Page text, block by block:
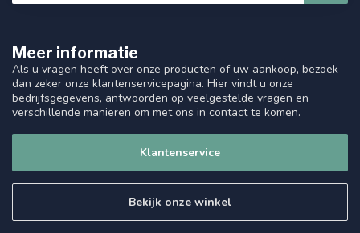
Meer informatie
Als u vragen heeft over onze producten of uw aankoop, bezoek
dan zeker onze klantenservicepagina. Hier vindt u onze
bedrijfsgegevens, antwoorden op veelgestelde vragen en
verschillende manieren om met ons in contact te komen.
Klantenservice
Bekijk onze winkel